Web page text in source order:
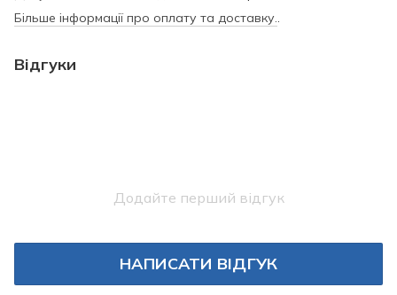
Більше інформації про оплату та доставку.
Відгуки
Додайте перший відгук
НАПИСАТИ ВІДГУК